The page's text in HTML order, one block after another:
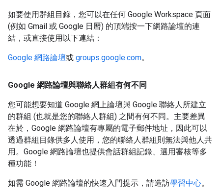
如要使用群組目錄，您可以在任何 Google Workspace 頁面
(例如 Gmail 或 Google 日曆) 的頂端按一下網路論壇的連
結，或直接使用以下連結：
Google 網路論壇或 groups.google.com。
Google 網路論壇與聯絡人群組有何不同
您可能想要知道 Google 網上論壇與 Google 聯絡人所建立
的群組 (也就是您的聯絡人群組) 之間有何不同。主要差異
在於，Google 網路論壇有專屬的電子郵件地址，因此可以
透過群組目錄供多人使用，您的聯絡人群組則無法與他人共
用。Google 網路論壇也提供會話群組記錄、選用審核等多
種功能！
如需 Google 網路論壇的快速入門提示，請造訪學習中心。